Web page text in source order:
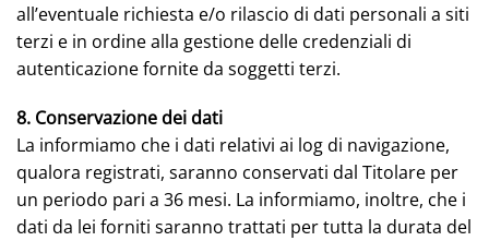
all’eventuale richiesta e/o rilascio di dati personali a siti
terzi e in ordine alla gestione delle credenziali di
autenticazione fornite da soggetti terzi.
8. Conservazione dei dati
La informiamo che i dati relativi ai log di navigazione,
qualora registrati, saranno conservati dal Titolare per
un periodo pari a 36 mesi. La informiamo, inoltre, che i
dati da lei forniti saranno trattati per tutta la durata del